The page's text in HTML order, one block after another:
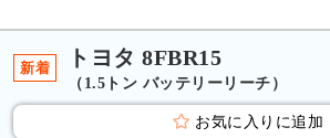
新着 トヨタ 8FBR15
（1.5トン バッテリーリーチ）
お気に入りに追加